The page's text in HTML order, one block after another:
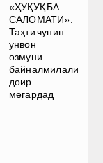
«ҲУҚУҚ БА
САЛОМАТӢ».
Таҳти чунин
унвон
озмуни
байналмилалӣ
доир
мегардад